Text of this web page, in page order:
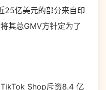
25亿美元的部分来自印
其总GMV方针定为了
Shop斥资8.4 亿